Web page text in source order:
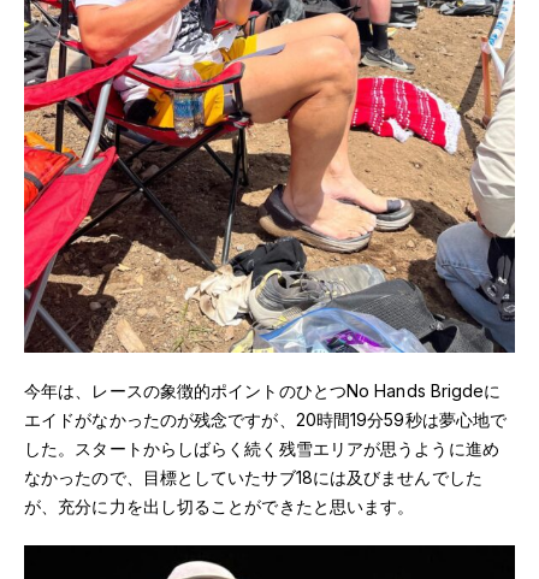
今年は、レースの象徴的ポイントのひとつNo Hands Brigdeに
エイドがなかったのが残念ですが、20時間19分59秒は夢心地で
した。スタートからしばらく続く残雪エリアが思うように進め
なかったので、目標としていたサブ18には及びませんでした
が、充分に力を出し切ることができたと思います。